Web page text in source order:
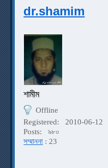
dr.shamim
শামীম
Offline
Registered:
2010-06-12
Posts:
৯৮০
সম্মাননা : 23